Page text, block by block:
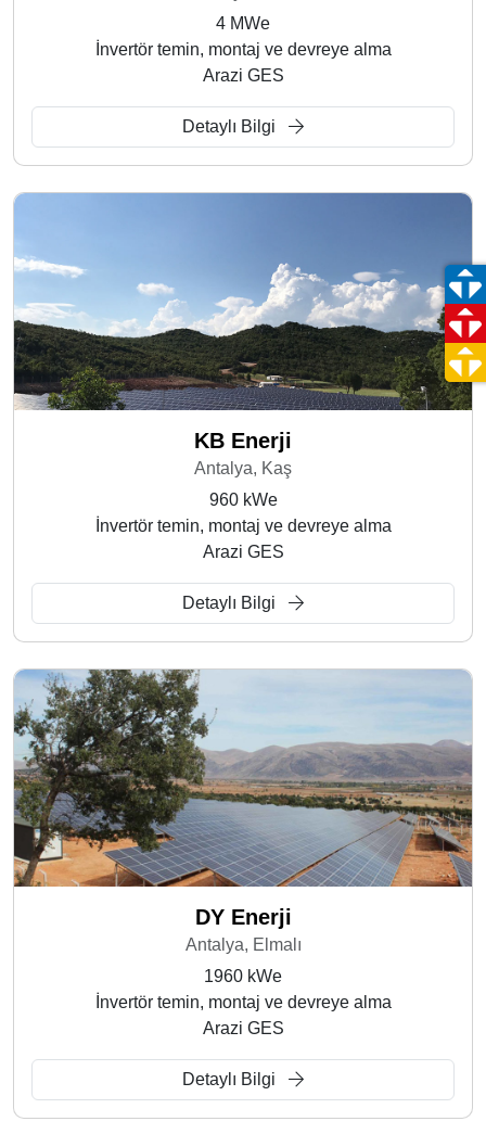
4 MWe
İnvertör temin, montaj ve devreye alma
Arazi GES
Detaylı Bilgi
KB Enerji
Antalya, Kaş
960 kWe
İnvertör temin, montaj ve devreye alma
Arazi GES
Detaylı Bilgi
DY Enerji
Antalya, Elmalı
1960 kWe
İnvertör temin, montaj ve devreye alma
Arazi GES
Detaylı Bilgi